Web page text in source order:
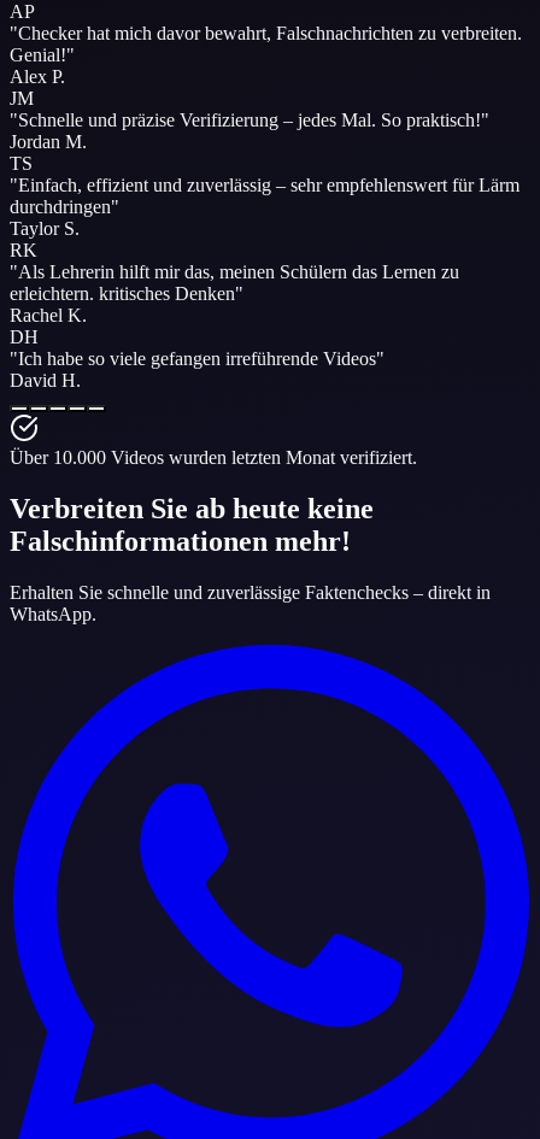
AP
"Checker hat mich davor bewahrt, Falschnachrichten zu verbreiten.
Genial!"
Alex P.
JM
"Schnelle und präzise Verifizierung – jedes Mal. So praktisch!"
Jordan M.
TS
"Einfach, effizient und zuverlässig – sehr empfehlenswert für Lärm
durchdringen"
Taylor S.
RK
"Als Lehrerin hilft mir das, meinen Schülern das Lernen zu
erleichtern. kritisches Denken"
Rachel K.
DH
"Ich habe so viele gefangen irreführende Videos"
David H.
Über 10.000 Videos wurden letzten Monat verifiziert.
Verbreiten Sie ab heute keine
Falschinformationen mehr!
Erhalten Sie schnelle und zuverlässige Faktenchecks – direkt in
WhatsApp.